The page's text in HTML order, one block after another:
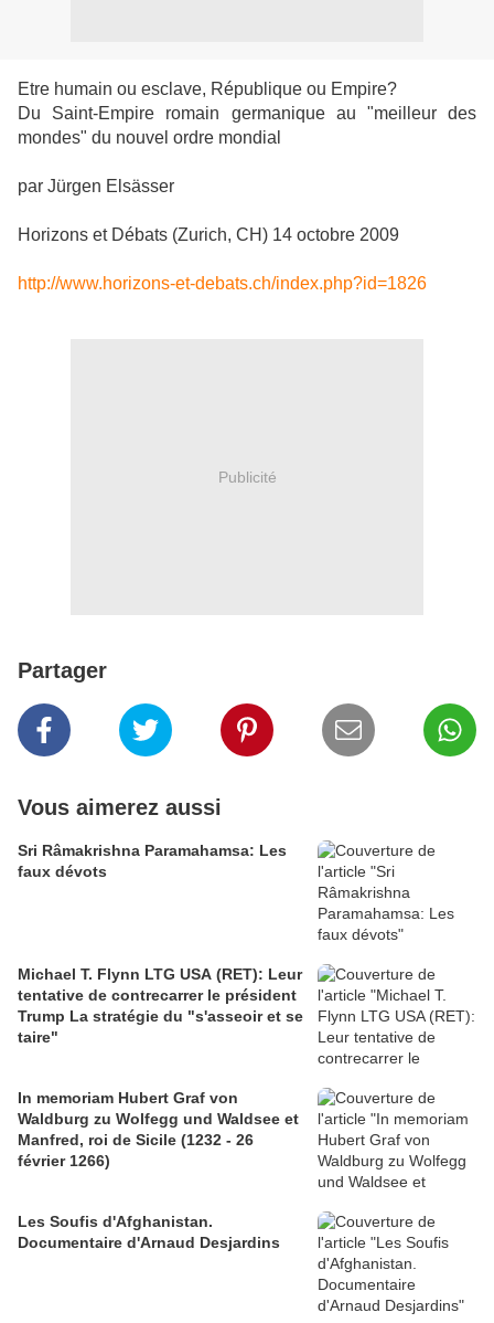
Etre humain ou esclave, République ou Empire?
Du Saint-Empire romain germanique au "meilleur des
mondes" du nouvel ordre mondial
par Jürgen Elsässer
Horizons et Débats (Zurich, CH) 14 octobre 2009
http://www.horizons-et-debats.ch/index.php?id=1826
Publicité
Partager
Vous aimerez aussi
Sri Râmakrishna Paramahamsa: Les
faux dévots
Michael T. Flynn LTG USA (RET): Leur
tentative de contrecarrer le président
Trump La stratégie du "s'asseoir et se
taire"
In memoriam Hubert Graf von
Waldburg zu Wolfegg und Waldsee et
Manfred, roi de Sicile (1232 - 26
février 1266)
Les Soufis d'Afghanistan.
Documentaire d'Arnaud Desjardins